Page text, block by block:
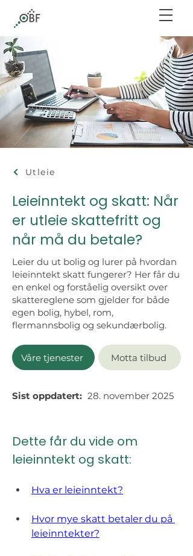
Utleie
Leieinntekt og skatt: Når
er utleie skattefritt og
når må du betale?
Leier du ut bolig og lurer på hvordan
leieinntekt skatt fungerer? Her får du
en enkel og forståelig oversikt over
skattereglene som gjelder for både
egen bolig, hybel, rom,
flermannsbolig og sekundærbolig.
Våre tjenester Motta tilbud
Sist oppdatert: 28. november 2025
Dette får du vide om
leieinntekt og skatt:
Hva er leieinntekt?
Hvor mye skatt betaler du på
leieinntekter?